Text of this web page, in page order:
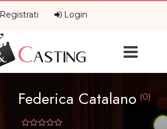
Registrati Login
Federica Catalano (0)